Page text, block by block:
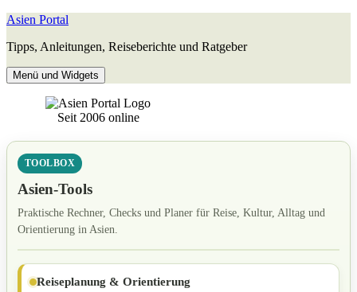
Zum
springen
Asien Portal
Tipps, Anleitungen, Reiseberichte und Ratgeber
Menü und Widgets
Seit 2006 online
TOOLBOX
Asien-Tools
Praktische Rechner, Checks und Planer für Reise, Kultur, Alltag und
Orientierung in Asien.
Reiseplanung & Orientierung